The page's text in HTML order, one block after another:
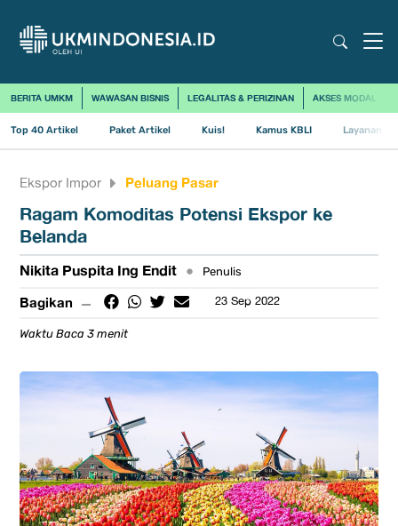
BERITA UMKM WAWASAN BISNIS LEGALITAS & PERIZINAN AKSES MODAL
Top 40 Artikel Paket Artikel Kuis! Kamus KBLI Layanan
Ekspor Impor Peluang Pasar
​Ragam Komoditas Potensi Ekspor ke
Belanda
Nikita Puspita Ing Endit • Penulis
Bagikan 23 Sep 2022
Waktu Baca 3 menit